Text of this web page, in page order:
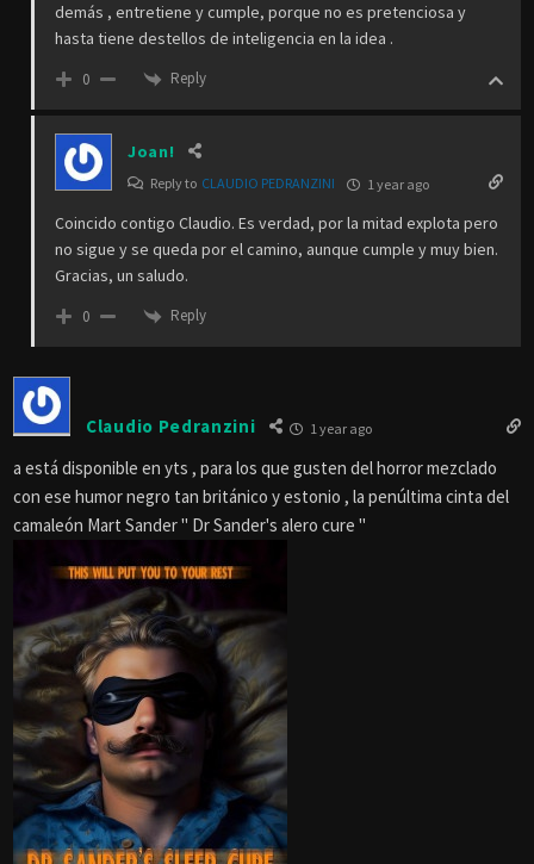
demás , entretiene y cumple, porque no es pretenciosa y
hasta tiene destellos de inteligencia en la idea .
0 Reply
Joan!
Reply to CLAUDIO PEDRANZINI 1 year ago
Coincido contigo Claudio. Es verdad, por la mitad explota pero
no sigue y se queda por el camino, aunque cumple y muy bien.
Gracias, un saludo.
0 Reply
Claudio Pedranzini 1 year ago
a está disponible en yts , para los que gusten del horror mezclado
con ese humor negro tan británico y estonio , la penúltima cinta del
camaleón Mart Sander " Dr Sander's alero cure "